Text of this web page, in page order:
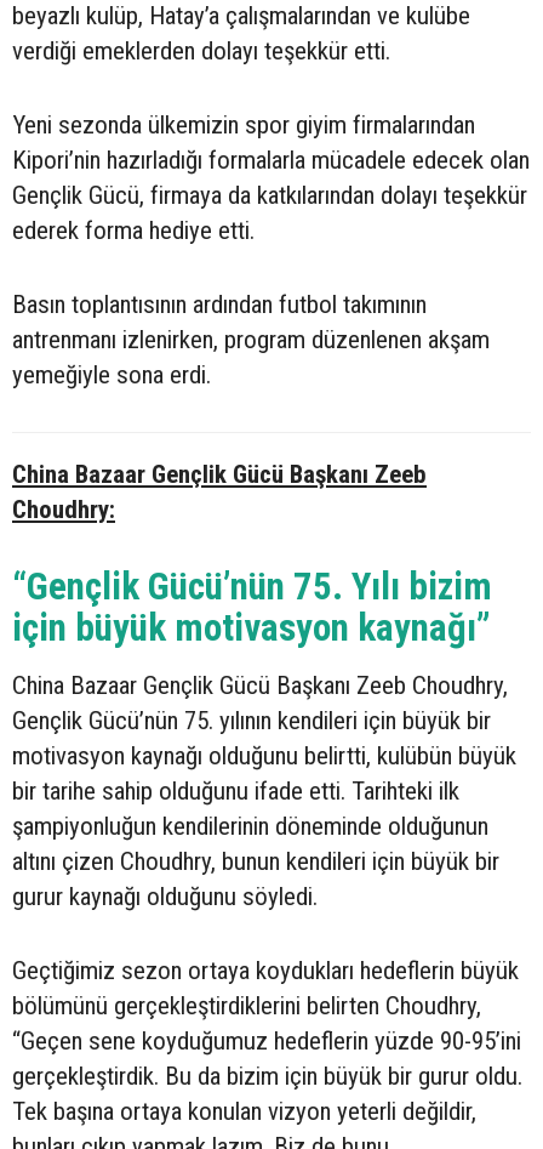
beyazlı kulüp, Hatay’a çalışmalarından ve kulübe
verdiği emeklerden dolayı teşekkür etti.
Yeni sezonda ülkemizin spor giyim firmalarından
Kipori’nin hazırladığı formalarla mücadele edecek olan
Gençlik Gücü, firmaya da katkılarından dolayı teşekkür
ederek forma hediye etti.
Basın toplantısının ardından futbol takımının
antrenmanı izlenirken, program düzenlenen akşam
yemeğiyle sona erdi.
China Bazaar Gençlik Gücü Başkanı Zeeb
Choudhry:
“Gençlik Gücü’nün 75. Yılı bizim
için büyük motivasyon kaynağı”
China Bazaar Gençlik Gücü Başkanı Zeeb Choudhry,
Gençlik Gücü’nün 75. yılının kendileri için büyük bir
motivasyon kaynağı olduğunu belirtti, kulübün büyük
bir tarihe sahip olduğunu ifade etti. Tarihteki ilk
şampiyonluğun kendilerinin döneminde olduğunun
altını çizen Choudhry, bunun kendileri için büyük bir
gurur kaynağı olduğunu söyledi.
Geçtiğimiz sezon ortaya koydukları hedeflerin büyük
bölümünü gerçekleştirdiklerini belirten Choudhry,
“Geçen sene koyduğumuz hedeflerin yüzde 90-95’ini
gerçekleştirdik. Bu da bizim için büyük bir gurur oldu.
Tek başına ortaya konulan vizyon yeterli değildir,